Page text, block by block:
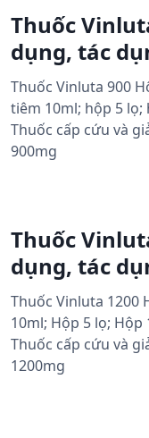
Thuốc
dụng, tác
Thuốc Vinluta 900
tiêm 10ml; hộp 5 lọ;
Thuốc cấp cứu và
900mg
Thuốc
dụng, tác
Thuốc Vinluta 1200
10ml; Hộp 5 lọ; Hộp
Thuốc cấp cứu và
1200mg